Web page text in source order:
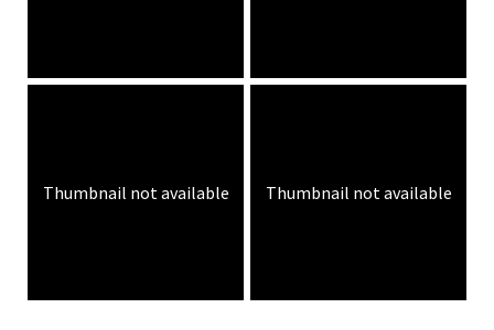
Thumbnail not available Thumbnail not available